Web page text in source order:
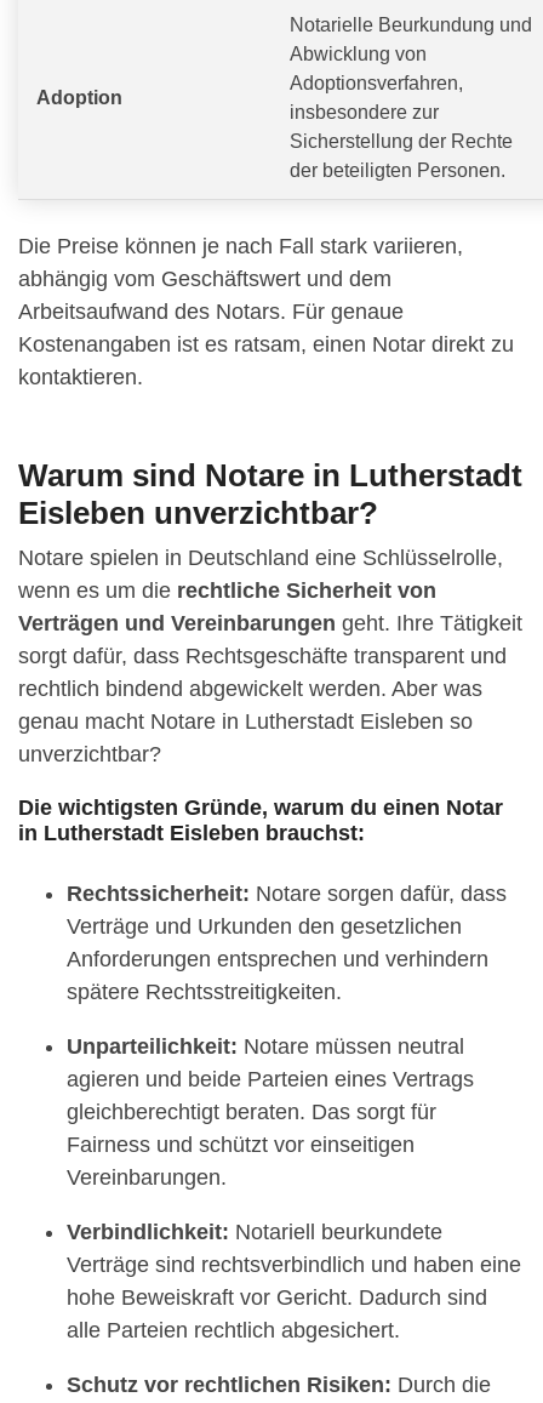
Adoption
Notarielle Beurkundung und
Abwicklung von
Adoptionsverfahren,
insbesondere zur
Sicherstellung der Rechte
der beteiligten Personen.
Die Preise können je nach Fall stark variieren,
abhängig vom Geschäftswert und dem
Arbeitsaufwand des Notars. Für genaue
Kostenangaben ist es ratsam, einen Notar direkt zu
kontaktieren.
Warum sind Notare in Lutherstadt
Eisleben unverzichtbar?
Notare spielen in Deutschland eine Schlüsselrolle,
wenn es um die rechtliche Sicherheit von
Verträgen und Vereinbarungen geht. Ihre Tätigkeit
sorgt dafür, dass Rechtsgeschäfte transparent und
rechtlich bindend abgewickelt werden. Aber was
genau macht Notare in Lutherstadt Eisleben so
unverzichtbar?
Die wichtigsten Gründe, warum du einen Notar
in Lutherstadt Eisleben brauchst:
Rechtssicherheit: Notare sorgen dafür, dass
Verträge und Urkunden den gesetzlichen
Anforderungen entsprechen und verhindern
spätere Rechtsstreitigkeiten.
Unparteilichkeit: Notare müssen neutral
agieren und beide Parteien eines Vertrags
gleichberechtigt beraten. Das sorgt für
Fairness und schützt vor einseitigen
Vereinbarungen.
Verbindlichkeit: Notariell beurkundete
Verträge sind rechtsverbindlich und haben eine
hohe Beweiskraft vor Gericht. Dadurch sind
alle Parteien rechtlich abgesichert.
Schutz vor rechtlichen Risiken: Durch die